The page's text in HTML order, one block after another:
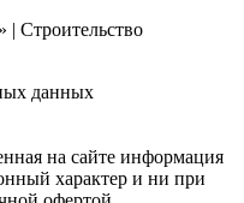
Строительство
данных
на сайте информация
характер и ни при